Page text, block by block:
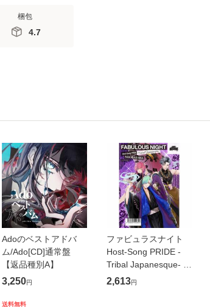
梱包
4.7
Adoのベストアドバ
ム/Ado[CD]通常盤
【返品種別A】
3,250円
送料無料
ファビュラスナイト
Host-Song PRIDE -
Tribal Japanesque- ネ
オバサラ/皇麗夢(豊永
2,613円